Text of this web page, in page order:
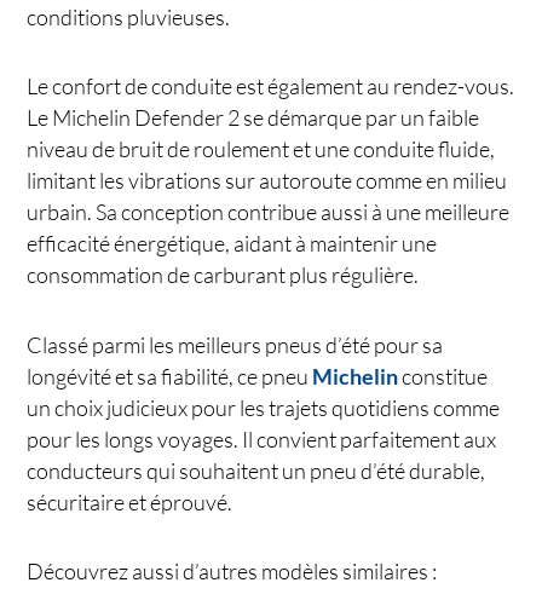
conditions pluvieuses.
Le confort de conduite est également au rendez-vous.
Le Michelin Defender 2 se démarque par un faible
niveau de bruit de roulement et une conduite fluide,
limitant les vibrations sur autoroute comme en milieu
urbain. Sa conception contribue aussi à une meilleure
efficacité énergétique, aidant à maintenir une
consommation de carburant plus régulière.
Classé parmi les meilleurs pneus d’été pour sa
longévité et sa fiabilité, ce pneu Michelinconstitue
un choix judicieux pour les trajets quotidiens comme
pour les longs voyages. Il convient parfaitement aux
conducteurs qui souhaitent un pneu d’été durable,
sécuritaire et éprouvé.
Découvrez aussi d’autres modèles similaires :